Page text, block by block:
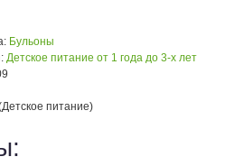
Бульоны
Детское питание от 1 года до 3-х лет
питание)